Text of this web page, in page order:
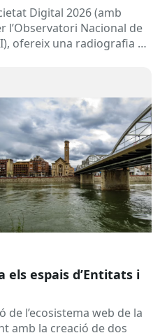
Digital 2026 (amb
l’Observatori Nacional de
ofereix una radiografia de
els espais d’Entitats i
l’ecosistema web de la
amb la creació de dos